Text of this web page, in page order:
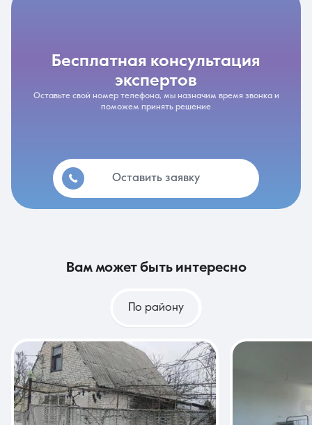
бесплатная консультация
экспертов
Оставьте свой номер телефона, мы назначим время звонка и
поможем принять решение
Оставить заявку
вам может быть интересно
По району